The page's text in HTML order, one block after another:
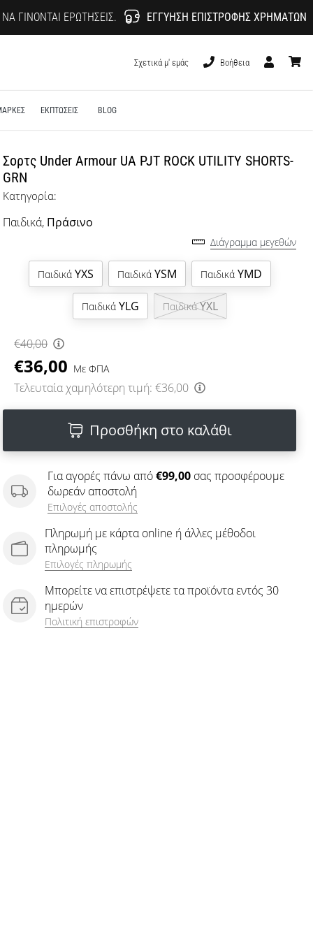
ΓΊΝΟΝΤΑΙ ΕΡΩΤΉΣΕΙΣ. ΕΓΓΎΗΣΗ ΕΠΙΣΤΡΟΦΉΣ ΧΡΗΜΆΤΩΝ
Σχετικά μ' εμάς
Βοήθεια
ΕΚΠΤΩΣΕΙΣ BLOG
Σορτς Under Armour UA PJT ROCK UTILITY SHORTS-
GRN
Κατηγορία:
Παιδικά, Πράσινο
Διάγραμμα μεγεθών
Παιδικά YXS Παιδικά YSM Παιδικά YMD
Παιδικά YLG Παιδικά YXL
€40,00
€36,00 Με ΦΠΑ
Τελευταία χαμηλότερη τιμή: €36,00
Προσθήκη στο καλάθι
Για αγορές πάνω από€99,00 σας προσφέρουμε
δωρεάν αποστολή
Επιλογές αποστολής
Πληρωμή με κάρτα online ή άλλες μέθοδοι
πληρωμής
Επιλογές πληρωμής
Μπορείτε να επιστρέψετε τα προϊόντα εντός 30
ημερών
Πολιτική επιστροφών